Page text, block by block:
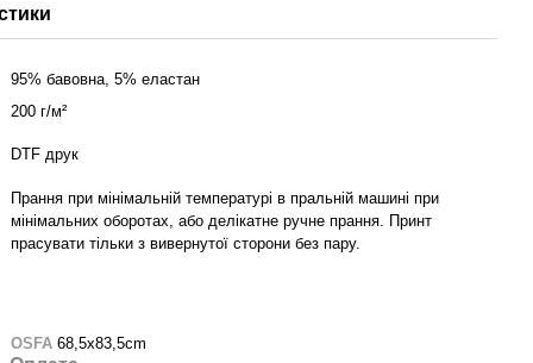
95% бавовна, 5% еластан
200 г/м²
DTF друк
Прання при мінімальній температурі в пральній машині при
мінімальних оборотах, або делікатне ручне прання. Принт
прасувати тільки з вивернутої сторони без пару.
OSFA68,5x83,5cm